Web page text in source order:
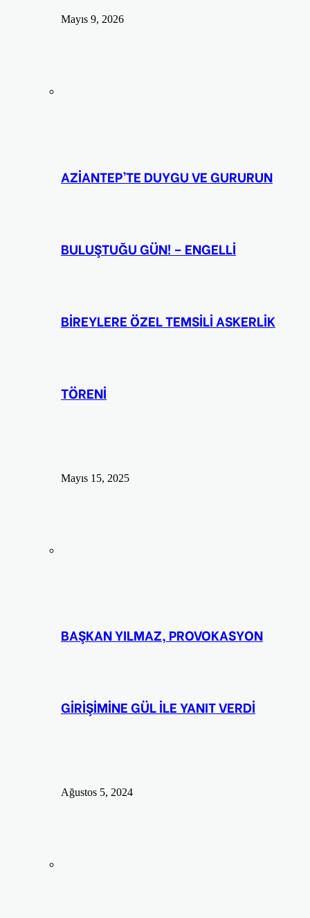
Mayıs 9, 2026
AZİANTEP’TE DUYGU VE GURURUN
BULUŞTUĞU GÜN! – ENGELLİ
BİREYLERE ÖZEL TEMSİLİ ASKERLİK
TÖRENİ
Mayıs 15, 2025
BAŞKAN YILMAZ, PROVOKASYON
GİRİŞİMİNE GÜL İLE YANIT VERDİ
Ağustos 5, 2024